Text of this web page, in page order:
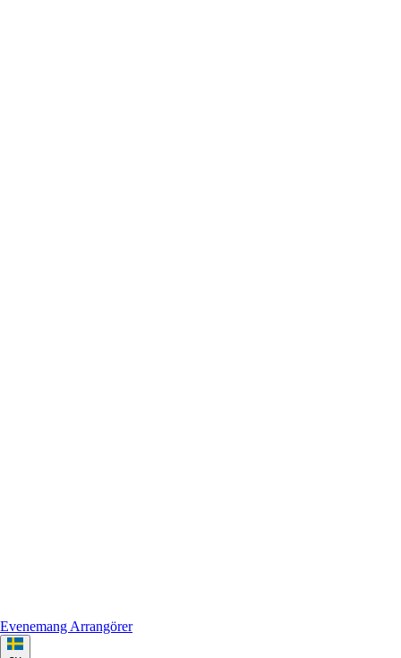
Evenemang Arrangörer